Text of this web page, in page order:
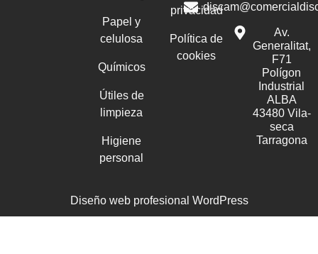
Papel y
celulosa
Químicos
Útiles de
limpieza
Higiene
personal
privacidad
Política de
cookies
Av.
Generalitat,
F71
Polígon
Industrial
ALBA
43480 Vila-
seca
Tarragona
Diseño web profesional WordPress